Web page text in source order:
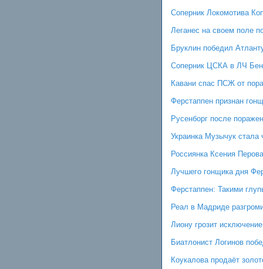
Соперник Локомотива
Леганес на своем поле
Бруклин победил
Соперник ЦСКА в ЛЧ
Кавани спас ПСЖ от
Ферстаппен признан
Русенборг после
Украинка Музычук
Россиянка Ксения
Лучшего гонщика дня
Ферстаппен: Такими
Реал в Мадриде
Лиону грозит
Биатлонист Логинов
Коукалова продаёт